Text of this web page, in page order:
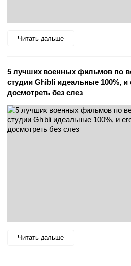
Читать дальше
5 лучших военных фильмов по
студии Ghibli идеальные 100%, и
досмотреть без слез
Читать дальше